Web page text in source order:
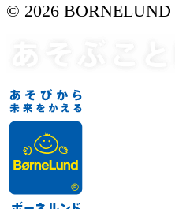
© 2026 BORNELUND